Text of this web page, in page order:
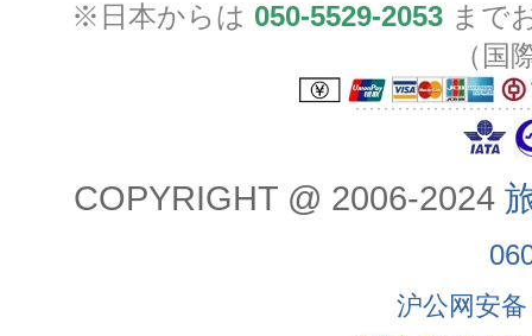
※日本からは 050-5529-2053 まで
（国
COPYRIGHT @ 2006-2024
沪公网安